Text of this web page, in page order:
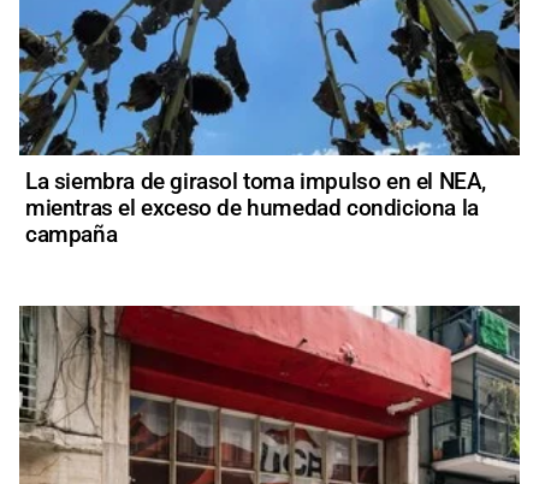
La siembra de girasol toma impulso en el NEA,
mientras el exceso de humedad condiciona la
campaña